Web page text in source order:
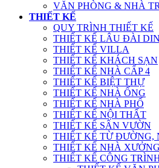
VĂN PHÒNG & NHÀ
THIẾT KẾ
QUY TRÌNH THIẾT KẾ
THIẾT KẾ LÂU ĐÀI
THIẾT KẾ VILLA
THIẾT KẾ KHÁCH SẠN
THIẾT KẾ NHÀ CẤP 4
THIẾT KẾ BIỆT THỰ
THIẾT KẾ NHÀ ỐNG
THIẾT KẾ NHÀ PHỐ
THIẾT KẾ NỘI THẤT
THIẾT KẾ SÂN VƯỜN
THIẾT KẾ TỪ ĐƯỜNG,
THIẾT KẾ NHÀ
THIẾT KẾ CÔNG